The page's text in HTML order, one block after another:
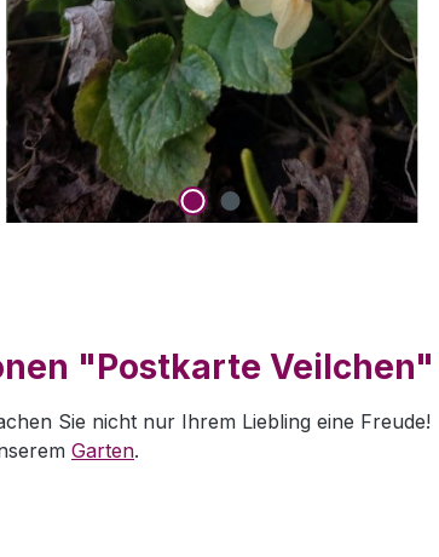
"Postkarte Veilchen"
Sie nicht nur Ihrem Liebling eine Freude!
Garten.